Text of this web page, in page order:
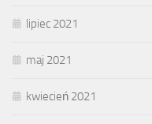
lipiec 2021
maj 2021
kwiecień 2021